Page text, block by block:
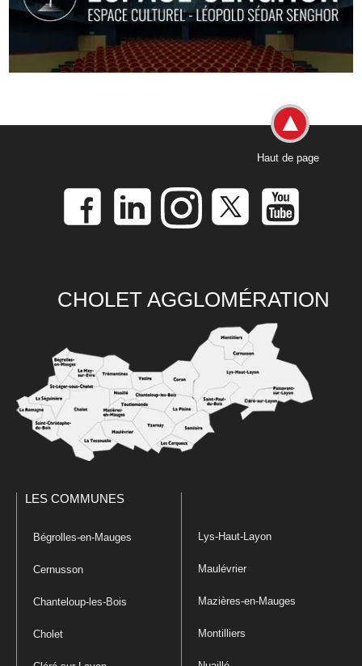
Haut de page
CHOLET AGGLOMÉRATION
LES COMMUNES
Bégrolles-en-Mauges
Cernusson
Chanteloup-les-Bois
Cholet
Lys-Haut-Layon
Maulévrier
Mazières-en-Mauges
Montilliers